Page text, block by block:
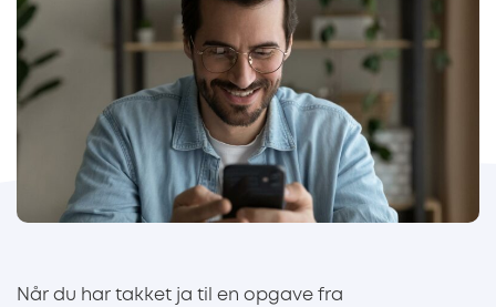
Når du har takket ja til en opgave fra